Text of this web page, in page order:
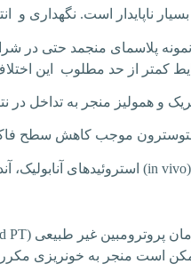
بسیار ناپایدار است. نگهداری
کمتر از حد مطلوب این
و همولیز منجر به تداخل در
تستوسترون موجب کاهش سطح
in vivo) استروئیدهای
پروترومبین غیر طبیعی (PT
است منجر به خونریزی